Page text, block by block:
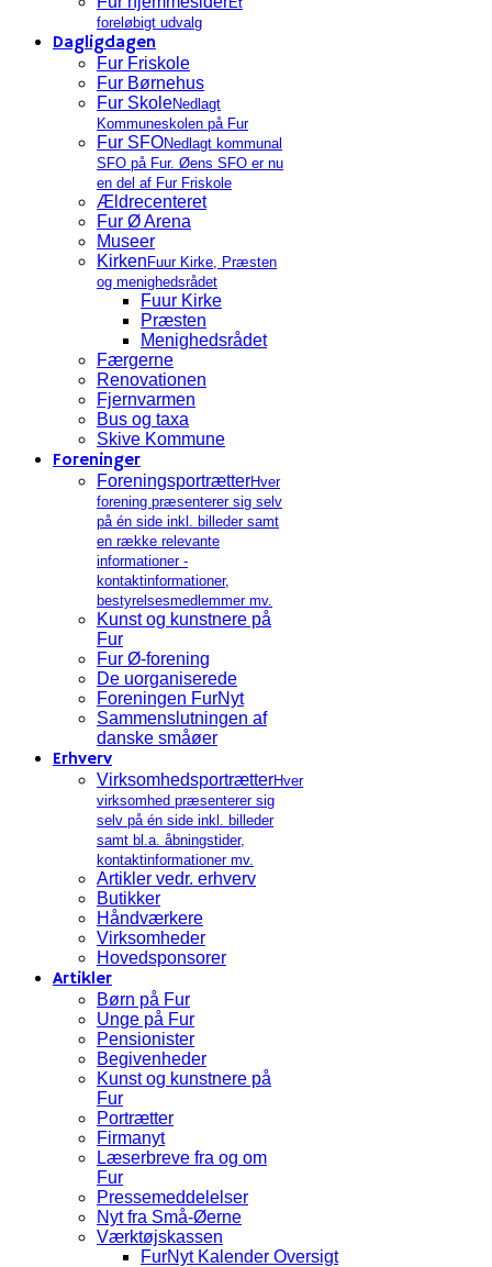
foreløbigt udvalg
Dagligdagen
Fur Friskole
Fur Børnehus
Fur SkoleNedlagt
Kommuneskolen på Fur
Fur SFONedlagt kommunal
SFO på Fur. Øens SFO er nu
en del af Fur Friskole
Ældrecenteret
Fur Ø Arena
Museer
Kirken Fuur Kirke, Præsten
og menighedsrådet
Fuur Kirke
Præsten
Menighedsrådet
Færgerne
Renovationen
Fjernvarmen
Bus og taxa
Skive Kommune
Foreninger
ForeningsportrætterHver
forening præsenterer sig selv
på én side inkl. billeder samt
en række relevante
informationer -
kontaktinformationer,
bestyrelsesmedlemmer mv.
Kunst og kunstnere på
Fur
Fur Ø-forening
De uorganiserede
Foreningen FurNyt
Sammenslutningen af
danske småøer
Erhverv
VirksomhedsportrætterHver
virksomhed præsenterer sig
selv på én side inkl. billeder
samt bl.a. åbningstider,
kontaktinformationer mv.
Artikler vedr. erhverv
Butikker
Håndværkere
Virksomheder
Hovedsponsorer
Artikler
Børn på Fur
Unge på Fur
Pensionister
Begivenheder
Kunst og kunstnere på
Fur
Portrætter
Firmanyt
Læserbreve fra og om
Fur
Pressemeddelelser
Nyt fra Små-Øerne
Værktøjskassen
FurNyt Kalender Oversigt